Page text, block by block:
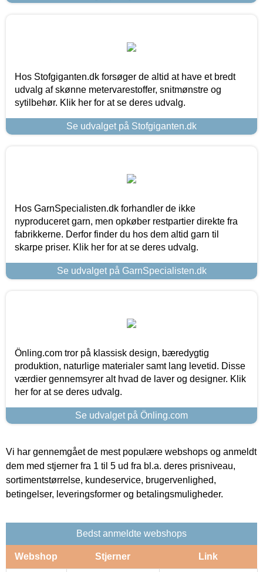
Hos Stofgiganten.dk forsøger de altid at have et bredt
udvalg af skønne metervarestoffer, snitmønstre og
sytilbehør. Klik her for at se deres udvalg.
Se udvalget på Stofgiganten.dk
Hos GarnSpecialisten.dk forhandler de ikke
nyproduceret garn, men opkøber restpartier direkte fra
fabrikkerne. Derfor finder du hos dem altid garn til
skarpe priser. Klik her for at se deres udvalg.
Se udvalget på GarnSpecialisten.dk
Önling.com tror på klassisk design, bæredygtig
produktion, naturlige materialer samt lang levetid. Disse
værdier gennemsyrer alt hvad de laver og designer. Klik
her for at se deres udvalg.
Se udvalget på Önling.com
Vi har gennemgået de mest populære webshops og anmeldt
dem med stjerner fra 1 til 5 ud fra bl.a. deres prisniveau,
sortimentstørrelse, kundeservice, brugervenlighed,
betingelser, leveringsformer og betalingsmuligheder.
Bedst anmeldte webshops
Webshop Stjerner Link